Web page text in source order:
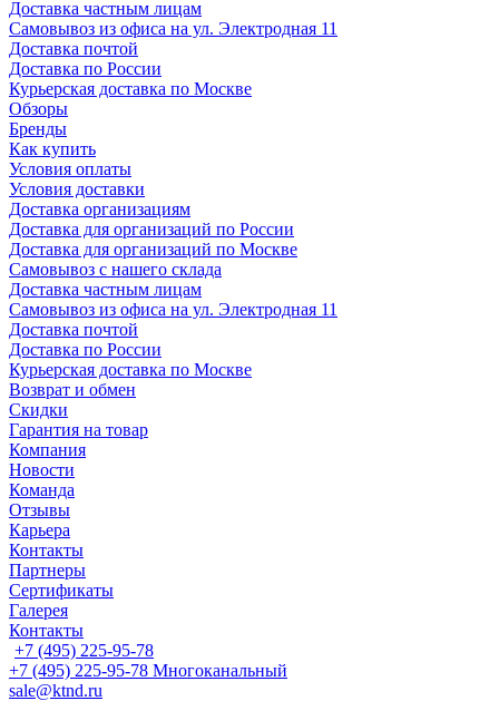
Доставка частным лицам
Самовывоз из офиса на ул. Электродная 11
Доставка почтой
Доставка по России
Курьерская доставка по Москве
Обзоры
Бренды
Как купить
Условия оплаты
Условия доставки
Доставка организациям
Доставка для организаций по России
Доставка для организаций по Москве
Самовывоз с нашего склада
Доставка частным лицам
Самовывоз из офиса на ул. Электродная 11
Доставка почтой
Доставка по России
Курьерская доставка по Москве
Возврат и обмен
Скидки
Гарантия на товар
Компания
Новости
Команда
Отзывы
Карьера
Контакты
Партнеры
Сертификаты
Галерея
Контакты
+7 (495) 225-95-78
+7 (495) 225-95-78 Многоканальный
sale@ktnd.ru